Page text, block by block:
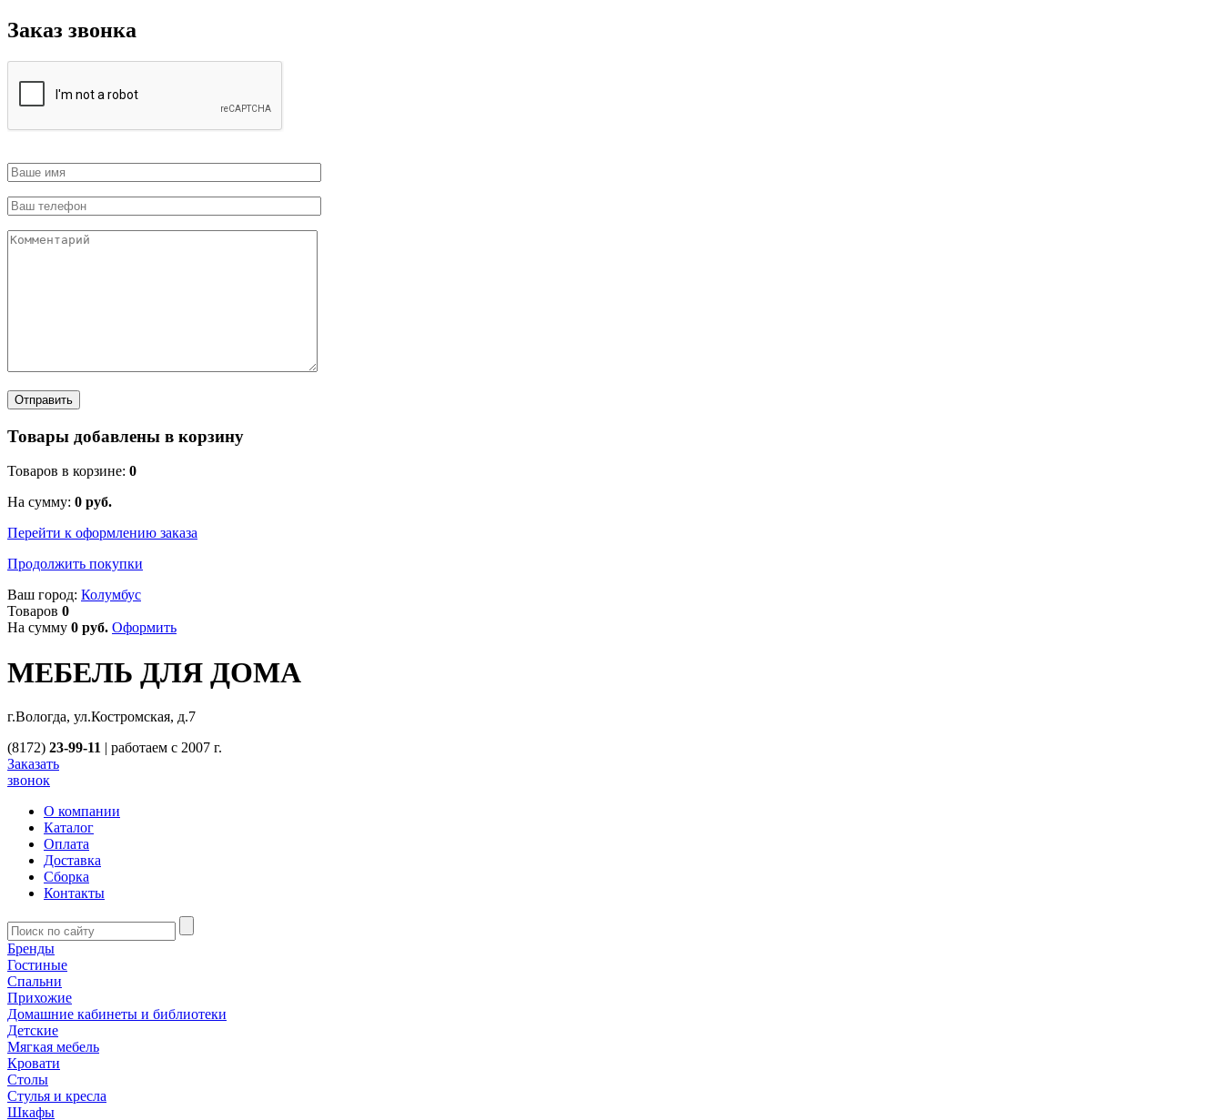
Заказ звонка
Товары добавлены в корзину
Товаров в корзине: 0
На сумму: 0 руб.
Перейти к оформлению заказа
Продолжить покупки
Ваш город: Колумбус
Товаров 0
На сумму 0 руб. Оформить
МЕБЕЛЬ ДЛЯ ДОМА
г.Вологда, ул.Костромская, д.7
(8172) 23-99-11 | работаем с 2007 г.
Заказать
звонок
О компании
Каталог
Оплата
Доставка
Сборка
Контакты
Бренды
Гостиные
Спальни
Прихожие
Домашние кабинеты и библиотеки
Детские
Мягкая мебель
Кровати
Столы
Стулья и кресла
Шкафы